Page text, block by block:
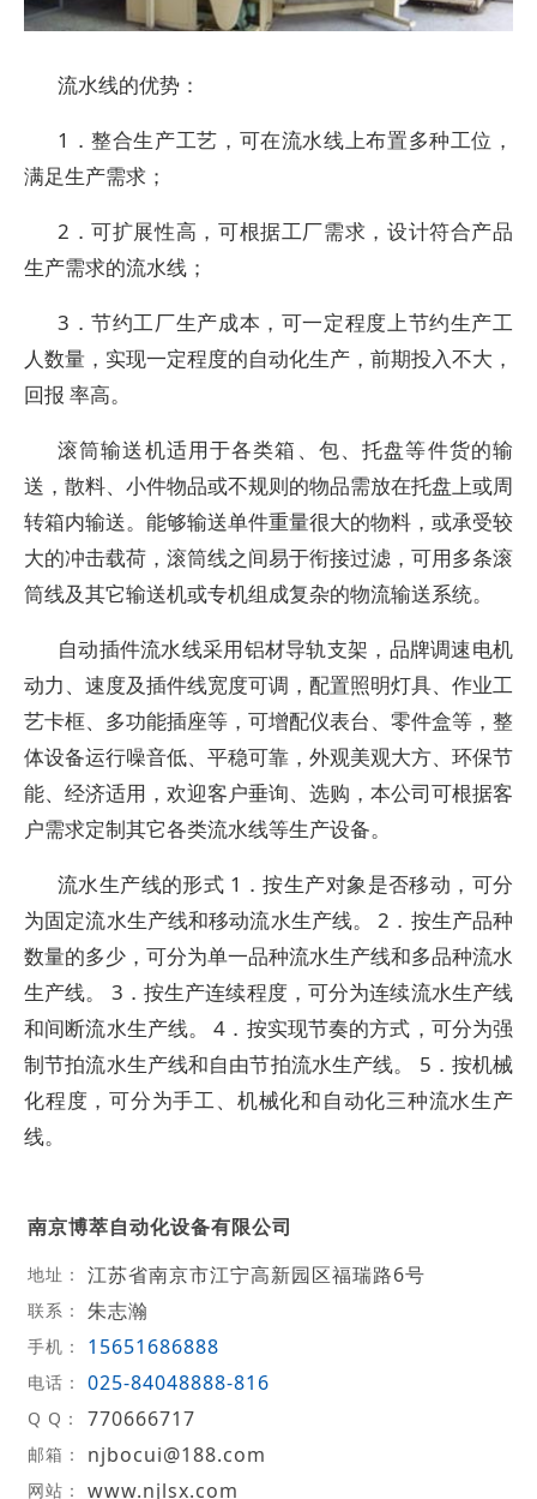
流水线的优势：
1．整合生产工艺，可在流水线上布置多种工位，
满足生产需求；
2．可扩展性高，可根据工厂需求，设计符合产品
生产需求的流水线；
3．节约工厂生产成本，可一定程度上节约生产工
人数量，实现一定程度的自动化生产，前期投入不大，
回报 率高。
滚筒输送机适用于各类箱、包、托盘等件货的输
送，散料、小件物品或不规则的物品需放在托盘上或周
转箱内输送。能够输送单件重量很大的物料，或承受较
大的冲击载荷，滚筒线之间易于衔接过滤，可用多条滚
筒线及其它输送机或专机组成复杂的物流输送系统。
自动插件流水线采用铝材导轨支架，品牌调速电机
动力、速度及插件线宽度可调，配置照明灯具、作业工
艺卡框、多功能插座等，可增配仪表台、零件盒等，整
体设备运行噪音低、平稳可靠，外观美观大方、环保节
能、经济适用，欢迎客户垂询、选购，本公司可根据客
户需求定制其它各类流水线等生产设备。
流水生产线的形式 1．按生产对象是否移动，可分
为固定流水生产线和移动流水生产线。 2．按生产品种
数量的多少，可分为单一品种流水生产线和多品种流水
生产线。 3．按生产连续程度，可分为连续流水生产线
和间断流水生产线。 4．按实现节奏的方式，可分为强
制节拍流水生产线和自由节拍流水生产线。 5．按机械
化程度，可分为手工、机械化和自动化三种流水生产
线。
南京博萃自动化设备有限公司
地址： 江苏省南京市江宁高新园区福瑞路6号
联系： 朱志瀚
手机： 15651686888
电话： 025-84048888-816
Q Q： 770666717
邮箱： njbocui@188.com
网站： www.njlsx.com